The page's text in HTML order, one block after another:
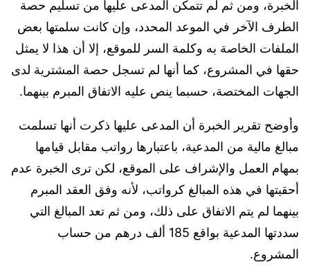
الخبرة، ومن ثم لم تتمكن المدعى عليها من تسليم حصة
الطرف الآخر في الموعد المحدد، وإن كانت سلمتها بعض
الملفات الخاصة به وكلمة السر للموقع، إلا أن هذا لا يمثل
حقها في المشروع، كما أنها لم تسجل حصة المشترية لدى
الجهات المختصة، حسبما ينص عليه الاتفاق المبرم بينهما.
وأوضح تقرير الخبرة أن المدعى عليها ذكرت أنها تسلمت
مبالغ مالية من المدعية، باعتبارها رواتب مقابل قيامها
بمهام العمل والإشراف على الموقع، لكن ترى الخبرة عدم
أحقيتها في هذه المبالغ كرواتب، لأنه وفق العقد المبرم
بينهما لم يتم الاتفاق على ذلك، ومن ثم تعد المبالغ التي
سددتها المدعية بواقع 185 ألف درهم من حساب
المشروع.